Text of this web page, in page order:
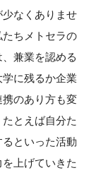
なくありませ
ちメトセラの
兼業を認める
に残るか企業
のあり方も変
とえば自分た
といった活動
上げていきた